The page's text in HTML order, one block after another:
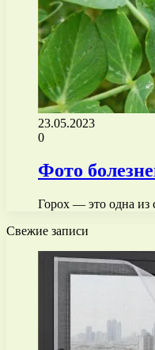
23.05.2023
0
Фото
Горох — это одна из
Свежие записи